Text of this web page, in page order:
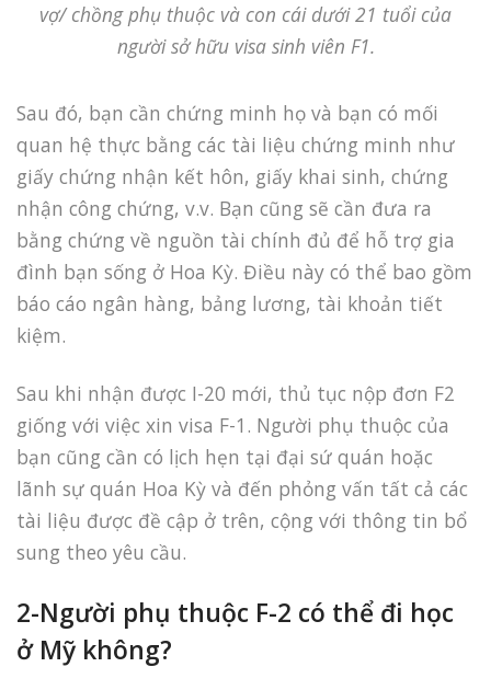
vợ/ chồng phụ thuộc và con cái dưới 21 tuổi của
người sở hữu visa sinh viên F1.
Sau đó, bạn cần chứng minh họ và bạn có mối
quan hệ thực bằng các tài liệu chứng minh như
giấy chứng nhận kết hôn, giấy khai sinh, chứng
nhận công chứng, v.v. Bạn cũng sẽ cần đưa ra
bằng chứng về nguồn tài chính đủ để hỗ trợ gia
đình bạn sống ở Hoa Kỳ. Điều này có thể bao gồm
báo cáo ngân hàng, bảng lương, tài khoản tiết
kiệm.
Sau khi nhận được I-20 mới, thủ tục nộp đơn F2
giống với việc xin visa F-1. Người phụ thuộc của
bạn cũng cần có lịch hẹn tại đại sứ quán hoặc
lãnh sự quán Hoa Kỳ và đến phỏng vấn tất cả các
tài liệu được đề cập ở trên, cộng với thông tin bổ
sung theo yêu cầu.
2-Người phụ thuộc F-2 có thể đi học
ở Mỹ không?